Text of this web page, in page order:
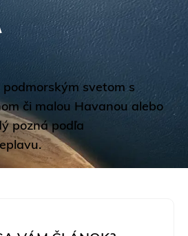
svetom s
či malou Havanou alebo
pozná podľa